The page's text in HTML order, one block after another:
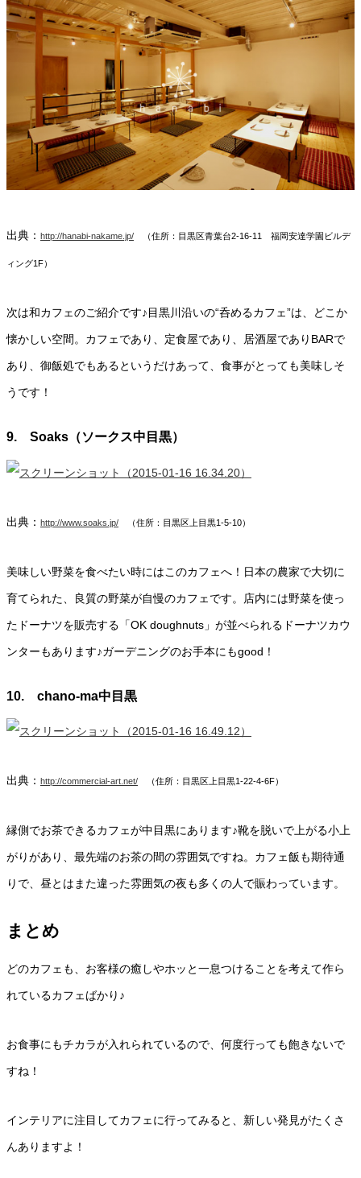
出典： http://hanabi-nakame.jp/ （住所：目黒区青葉台2-16-11 福岡安達学園ビルデ
ィング1F）
次は和カフェのご紹介です♪目黒川沿いの“呑めるカフェ”は、どこか
懐かしい空間。カフェであり、定食屋であり、居酒屋でありBARで
あり、御飯処でもあるというだけあって、食事がとっても美味しそ
うです！
9. Soaks（ソークス中目黒）
出典： http://www.soaks.jp/ （住所：目黒区上目黒1-5-10）
美味しい野菜を食べたい時にはこのカフェへ！日本の農家で大切に
育てられた、良質の野菜が自慢のカフェです。店内には野菜を使っ
たドーナツを販売する「OK doughnuts」が並べられるドーナツカウ
ンターもあります♪ガーデニングのお手本にもgood！
10. chano-ma中目黒
出典： http://commercial-art.net/ （住所：目黒区上目黒1-22-4-6F）
縁側でお茶できるカフェが中目黒にあります♪靴を脱いで上がる小上
がりがあり、最先端のお茶の間の雰囲気ですね。カフェ飯も期待通
りで、昼とはまた違った雰囲気の夜も多くの人で賑わっています。
まとめ
どのカフェも、お客様の癒しやホッと一息つけることを考えて作ら
れているカフェばかり♪
お食事にもチカラが入れられているので、何度行っても飽きないで
すね！
インテリアに注目してカフェに行ってみると、新しい発見がたくさ
んありますよ！